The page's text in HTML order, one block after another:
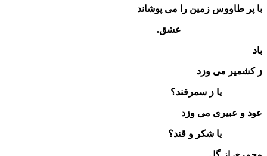
با پر طاووس زمین را می پوشاند
عشق.
باد
ز کشمیر می وزد
یا ز سمرقند؟
عود و عبیری می وزد
یا شکر و قند؟